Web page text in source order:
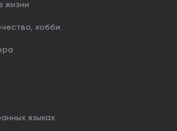
жизни
хобби
языках